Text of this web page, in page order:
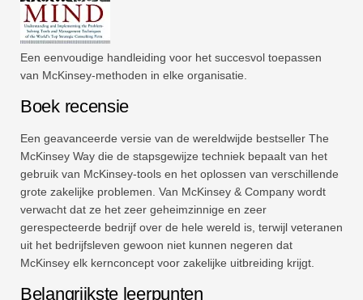
Een eenvoudige handleiding voor het succesvol toepassen
van McKinsey-methoden in elke organisatie.
Boek recensie
Een geavanceerde versie van de wereldwijde bestseller The
McKinsey Way die de stapsgewijze techniek bepaalt van het
gebruik van McKinsey-tools en het oplossen van verschillende
grote zakelijke problemen. Van McKinsey & Company wordt
verwacht dat ze het zeer geheimzinnige en zeer
gerespecteerde bedrijf over de hele wereld is, terwijl veteranen
uit het bedrijfsleven gewoon niet kunnen negeren dat
McKinsey elk kernconcept voor zakelijke uitbreiding krijgt.
Belangrijkste leerpunten